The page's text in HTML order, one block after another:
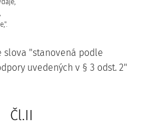
slova "stanovená podle
uvedených v § 3 odst. 2"
Čl.II